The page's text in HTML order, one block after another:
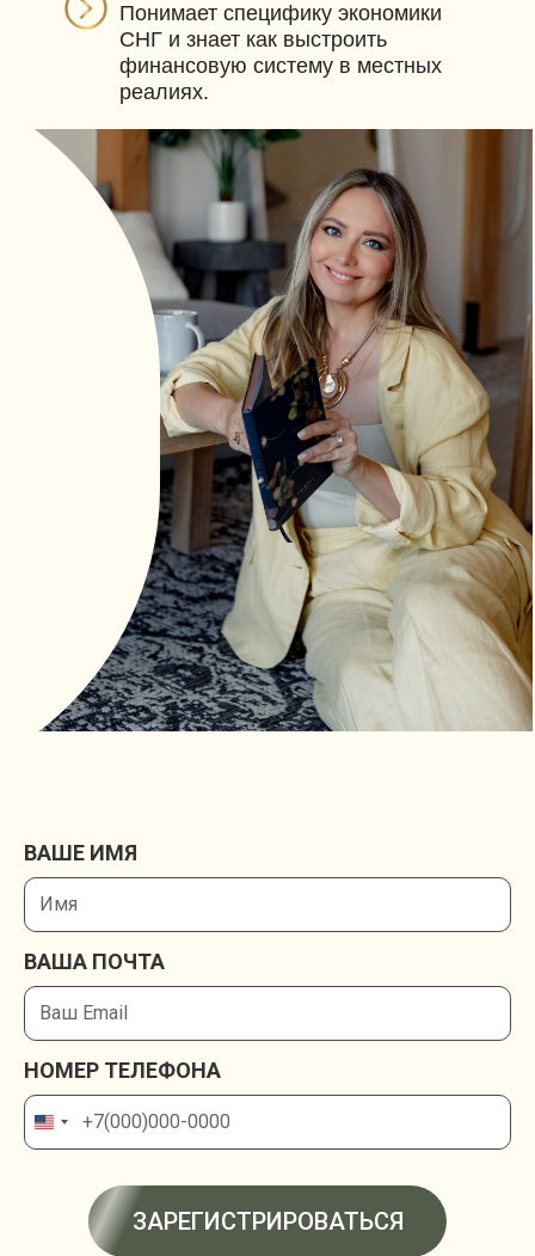
Понимает специфику экономики
СНГ и знает как выстроить
финансовую систему в местных
реалиях.